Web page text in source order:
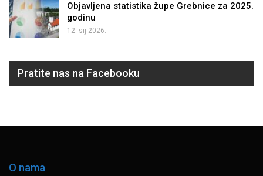
Objavljena statistika župe Grebnice za 2025.
godinu
12. sij 2026.
Pratite nas na Facebooku
O nama